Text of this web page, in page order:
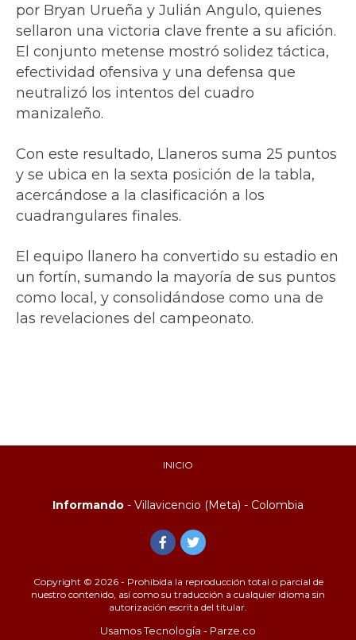
por Bryan Urueña y Julián Angulo, quienes
sellaron una victoria clave frente a su afición.
El conjunto metense mostró solidez táctica,
efectividad ofensiva y una defensa que
neutralizó los intentos del cuadro
manizaleño.
Con este resultado, Llaneros suma 25 puntos
y se ubica en la sexta posición de la tabla,
acercándose a la clasificación a los
cuadrangulares finales.
El equipo llanero ha convertido su estadio en
un fortín, sumando la mayoría de sus puntos
como local, y consolidándose como una de
las revelaciones del campeonato.
INICIO
Informando - Villavicencio (Meta) - Colombia
Copyright © 2026 - Prohibida la reproducción total o parcial de
nuestro contenido, así como su traducción a cualquier idioma sin
autorización escrita del titular.
Usamos Tecnología - Parze.co